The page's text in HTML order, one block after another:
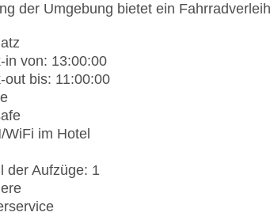
der Umgebung bietet ein
in von: 13:00:00
out bis: 11:00:00
WiFi im Hotel
der Aufzüge: 1